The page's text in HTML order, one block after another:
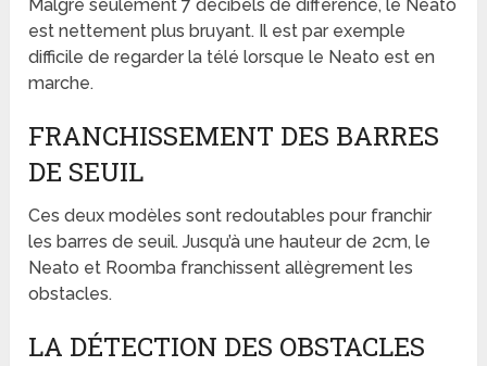
Malgré seulement 7 décibels de différence, le Neato
est nettement plus bruyant. Il est par exemple
difficile de regarder la télé lorsque le Neato est en
marche.
FRANCHISSEMENT DES BARRES
DE SEUIL
Ces deux modèles sont redoutables pour franchir
les barres de seuil. Jusqu’à une hauteur de 2cm, le
Neato et Roomba franchissent allègrement les
obstacles.
LA DÉTECTION DES OBSTACLES